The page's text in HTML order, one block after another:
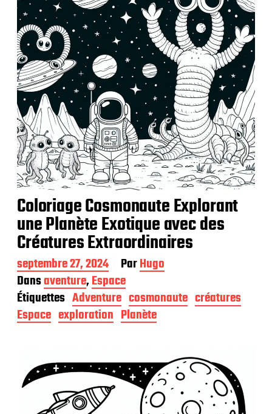
Coloriage Cosmonaute Explorant
une Planète Exotique avec des
Créatures Extraordinaires
D
a
t
e
d
e
septembre 27, 2024 ParHugo
Dansaventure,Espace
Étiquettes Adventure cosmonaute créatures
Espace exploration Planète